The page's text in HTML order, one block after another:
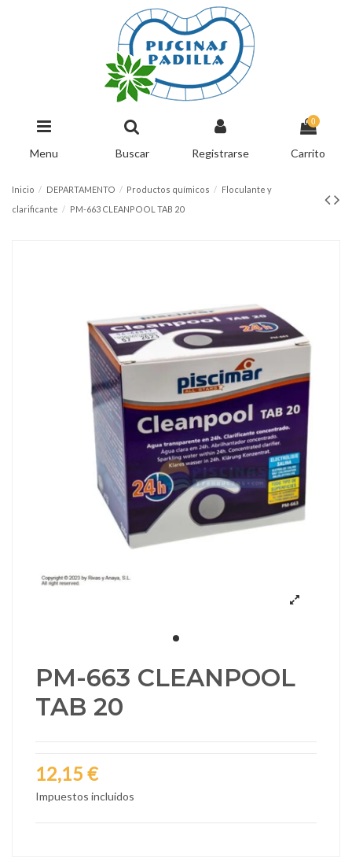
Menu Buscar Registrarse
0
Carrito
Inicio DEPARTAMENTO Productos químicos
Floculante y
clarificante
PM-663 CLEANPOOL TAB 20
PM-663 CLEANPOOL
TAB 20
12,15 €
Impuestos incluidos